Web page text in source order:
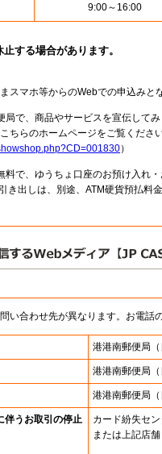
9:00～16:00
する場合があります。
スマホ等からのWebでの申込みと
局で、商品やサービスを宣伝して
ちらのホームページをご覧くださ
）
料で、ゆうちょ口座のお預け入れ
き出しは、別途、ATM硬貨預払料
い合わせ先が異なります。お電話
港港南郵便局
港港南郵便局
港港南郵便局
伴うお取引の停止
カード紛失セ
または上記店舗